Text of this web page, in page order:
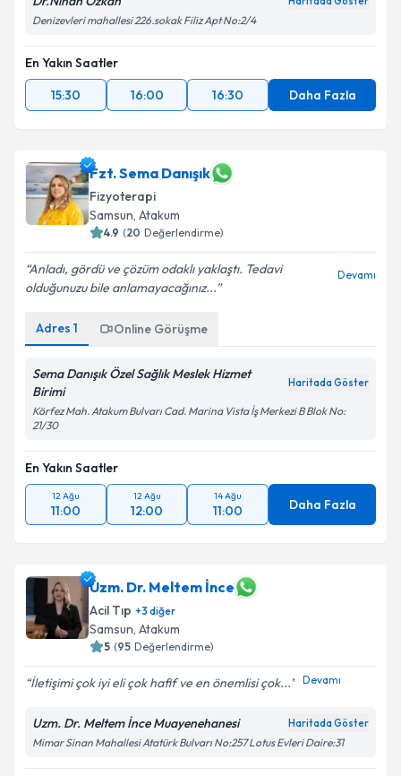
Denizevleri mahallesi 226.sokak Filiz Apt No:2/4
En Yakın Saatler
15:30
16:00 16:30 Daha Fazla
Fzt. Sema Danışık
Fizyoterapi
Samsun, Atakum
4.9 (20 Değerlendirme)
Anladı, gördü ve çözüm odaklı yaklaştı. Tedavi
olduğunuzu bile anlamayacağınız...
Devamı
Adres 1 Online Görüşme
Sema Danışık Özel Sağlık Meslek Hizmet
Birimi
Haritada Göster
Körfez Mah. Atakum Bulvarı Cad. Marina Vista İş Merkezi B Blok No:
21/30
En Yakın Saatler
12 Ağu
11:00
12 Ağu
12:00
14 Ağu
11:00 Daha Fazla
Uzm. Dr. Meltem İnce
Acil Tıp +3 diğer
Samsun, Atakum
5 (95 Değerlendirme)
İletişimi çok iyi eli çok hafif ve en önemlisi çok... Devamı
Uzm. Dr. Meltem İnce Muayenehanesi Haritada Göster
Mimar Sinan Mahallesi Atatürk Bulvarı No:257 Lotus Evleri Daire:31